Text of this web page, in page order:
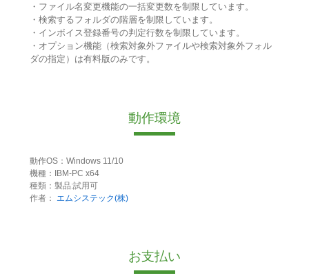
・ファイル名変更機能の一括変更数を制限しています。
・検索するフォルダの階層を制限しています。
・インボイス登録番号の判定行数を制限しています。
・オプション機能（検索対象外ファイルや検索対象外フォル
ダの指定）は有料版のみです。
動作環境
動作OS：Windows 11/10
機種：IBM-PC x64
種類：製品:試用可
作者：
エムシステック(株)
お支払い